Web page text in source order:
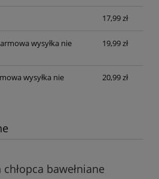
17,99 zł
wysyłka nie
19,99 zł
wysyłka nie
20,99 zł
bawełniane